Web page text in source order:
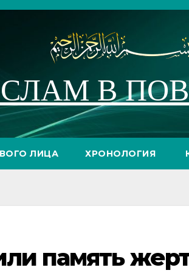
В
ЛИЦА ХРОНОЛОГИЯ
память